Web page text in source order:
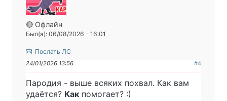
🔴 Офлайн
Был(а): 06/08/2026 - 16:01
Послать ЛС
24/01/2026 13:56 #4
Пародия - выше всяких похвал. Как вам
удаётся? Как помогает? :)